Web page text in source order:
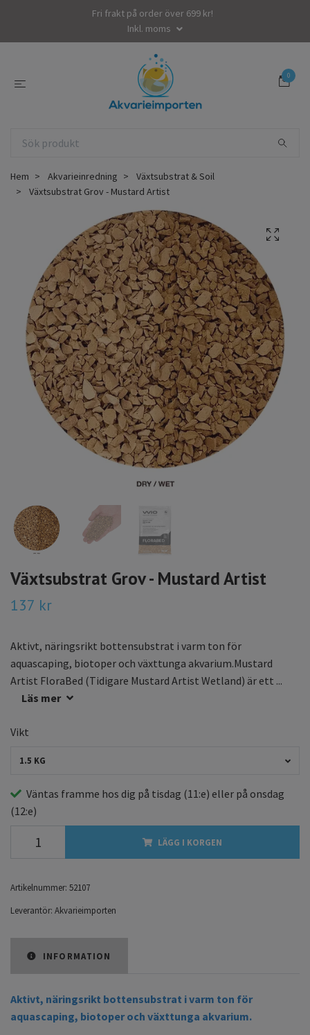
Fri frakt på order över 699 kr!
Inkl. moms
0
Hem Akvarieinredning
Växtsubstrat & Soil
Växtsubstrat Grov - Mustard Artist
Växtsubstrat Grov - Mustard Artist
137 kr
Aktivt, näringsrikt bottensubstrat i varm ton för
aquascaping, biotoper och växttunga akvarium.Mustard
Artist FloraBed (Tidigare Mustard Artist Wetland) är ett ...
Läs mer
Vikt
1.5 KG
Väntas framme hos dig på tisdag (11:e) eller på onsdag
(12:e)
LÄGG I KORGEN
Artikelnummer: 52107
Leverantör: Akvarieimporten
INFORMATION
Aktivt, näringsrikt bottensubstrat i varm ton för
aquascaping, biotoper och växttunga akvarium.